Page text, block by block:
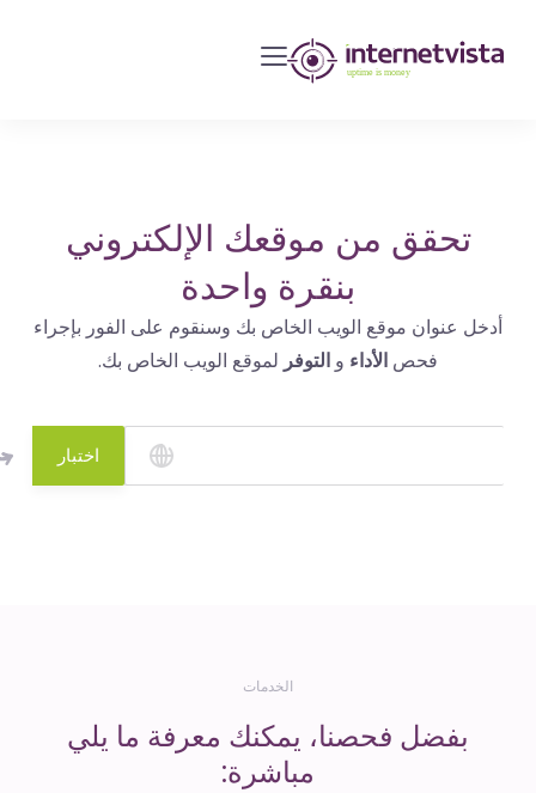
مراقبة
مواقع
الويب
الإنترنت
التشغيل
تحقق من موقعك الإلكتروني
بنقرة واحدة
أدخل عنوان موقع الويب الخاص بك وسنقوم على الفور بإجراء
فحصالأداءو التوفرلموقع الويب الخاص بك.
اختبار
الخدمات
بفضل فحصنا، يمكنك معرفة ما يلي
مباشرة: